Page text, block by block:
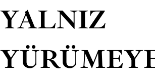
YALNIZ